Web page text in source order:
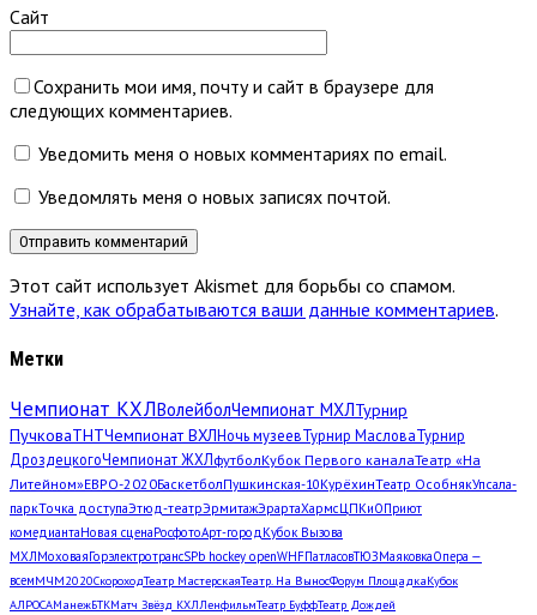
Сайт
Сохранить мои имя, почту и сайт в браузере для
следующих комментариев.
Уведомить меня о новых комментариях по email.
Уведомлять меня о новых записях почтой.
Этот сайт использует Akismet для борьбы со спамом.
Узнайте, как обрабатываются ваши данные комментариев.
Метки
Чемпионат КХЛВолейболЧемпионат МХЛТурнир
ПучковаТНТЧемпионат ВХЛНочь музеевТурнир МасловаТурнир
ДроздецкогоЧемпионат ЖХЛфутболКубок Первого каналаТеатр «На
Литейном»ЕВРО-2020БаскетболПушкинская-10КурёхинТеатр ОсобнякУпсала-
паркТочка доступаЭтюд-театрЭрмитажЭрартаХармсЦПКиОПриют
комедиантаНовая сценаРосфотоАрт-город Кубок Вызова
МХЛМоховаяГорэлектротрансSPb hockey openWHFПатласовТЮЗМаяковкаОпера —
всемМЧМ2020СкороходТеатр МастерскаяТеатр. На ВыносФорум ПлощадкаКубок
АЛРОСАМанежБТКМатч Звёзд КХЛЛенфильмТеатр БуффТеатр Дождей